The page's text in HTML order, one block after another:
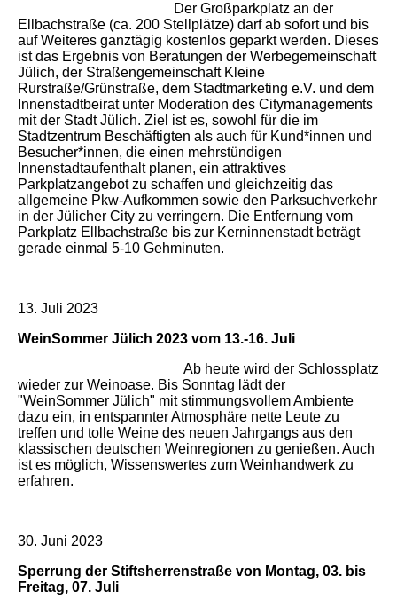
Der Großparkplatz an der
Ellbachstraße (ca. 200 Stellplätze) darf ab sofort und bis
auf Weiteres ganztägig kostenlos geparkt werden. Dieses
ist das Ergebnis von Beratungen der Werbegemeinschaft
Jülich, der Straßengemeinschaft Kleine
Rurstraße/Grünstraße, dem Stadtmarketing e.V. und dem
Innenstadtbeirat unter Moderation des Citymanagements
mit der Stadt Jülich. Ziel ist es, sowohl für die im
Stadtzentrum Beschäftigten als auch für Kund*innen und
Besucher*innen, die einen mehrstündigen
Innenstadtaufenthalt planen, ein attraktives
Parkplatzangebot zu schaffen und gleichzeitig das
allgemeine Pkw-Aufkommen sowie den Parksuchverkehr
in der Jülicher City zu verringern. Die Entfernung vom
Parkplatz Ellbachstraße bis zur Kerninnenstadt beträgt
gerade einmal 5-10 Gehminuten.
13. Juli 2023
WeinSommer Jülich 2023 vom 13.-16. Juli
Ab heute wird der Schlossplatz
wieder zur Weinoase. Bis Sonntag lädt der
"WeinSommer Jülich" mit stimmungsvollem Ambiente
dazu ein, in entspannter Atmosphäre nette Leute zu
treffen und tolle Weine des neuen Jahrgangs aus den
klassischen deutschen Weinregionen zu genießen. Auch
ist es möglich, Wissenswertes zum Weinhandwerk zu
erfahren.
30. Juni 2023
Sperrung der Stiftsherrenstraße von Montag, 03. bis
Freitag, 07. Juli